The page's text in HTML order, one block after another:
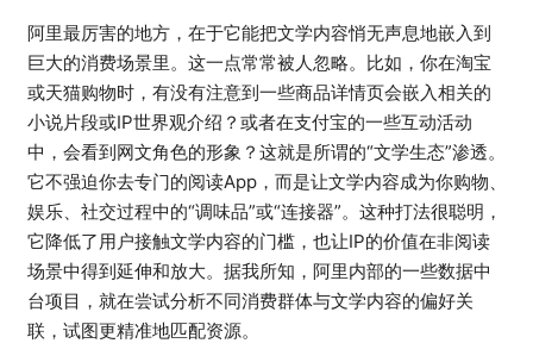
阿里最厉害的地方，在于它能把文学内容悄无声息地嵌入到
巨大的消费场景里。这一点常常被人忽略。比如，你在淘宝
或天猫购物时，有没有注意到一些商品详情页会嵌入相关的
小说片段或IP世界观介绍？或者在支付宝的一些互动活动
中，会看到网文角色的形象？这就是所谓的“文学生态”渗透。
它不强迫你去专门的阅读App，而是让文学内容成为你购物、
娱乐、社交过程中的“调味品”或“连接器”。这种打法很聪明，
它降低了用户接触文学内容的门槛，也让IP的价值在非阅读
场景中得到延伸和放大。据我所知，阿里内部的一些数据中
台项目，就在尝试分析不同消费群体与文学内容的偏好关
联，试图更精准地匹配资源。